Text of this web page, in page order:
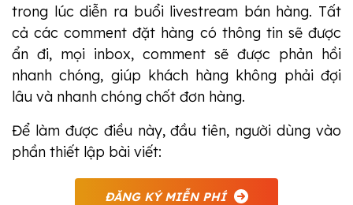
trong lúc diễn ra buổi livestream bán hàng. Tất
cả các comment đặt hàng có thông tin sẽ được
ẩn đi, mọi inbox, comment sẽ được phản hồi
nhanh chóng, giúp khách hàng không phải đợi
lâu và nhanh chóng chốt đơn hàng.
Để làm được điều này, đầu tiên, người dùng vào
phần thiết lập bài viết:
ĐĂNG KÝ MIỄN PHÍ